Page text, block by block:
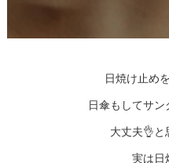
日焼け止め
日傘もしてサ
大丈夫👌と
実は日